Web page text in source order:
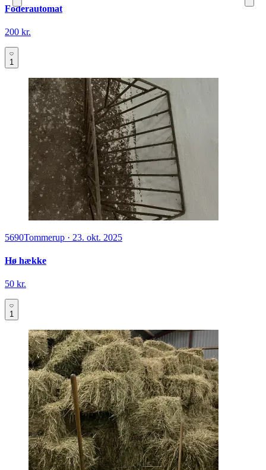
Foderautomat
200 kr.
1
5690Tommerup · 23. okt. 2025
Hø hække
50 kr.
1